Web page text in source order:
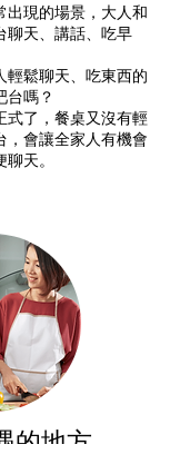
出現的場景，大人和
聊天、講話、吃早
輕鬆聊天、吃東西的
台嗎？
式了，餐桌又沒有輕
，會讓全家人有機會
天。
的地方